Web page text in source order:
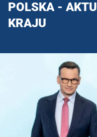
POLSKA -
KRAJU